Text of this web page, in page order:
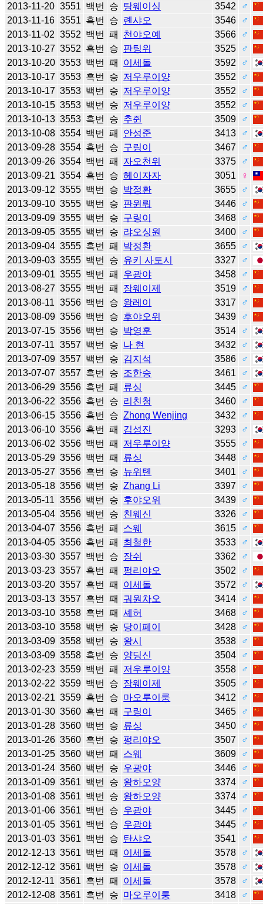
2013-11-20 3551 백번 승 탕웨이싱 3542
♂
2013-11-16 3551 흑번 승 롄샤오 3546
♂
2013-11-02 3552 백번 패 천야오예 3566
♂
2013-10-27 3552 흑번 승 판팅위 3525
♂
2013-10-20 3553 백번 패 이세돌 3592
♂
2013-10-17 3553 흑번 승 저우루이양 3552
♂
2013-10-17 3553 백번 승 저우루이양 3552
♂
2013-10-15 3553 백번 승 저우루이양 3552
♂
2013-10-13 3553 흑번 승 추쥔 3509
♂
2013-10-08 3554 백번 패 안성준 3413
♂
2013-09-28 3554 흑번 승 구링이 3467
♂
2013-09-26 3554 백번 패 자오천위 3375
♂
2013-09-21 3554 흑번 승 헤이자자 3051
♀
2013-09-12 3555 백번 승 박정환 3655
♂
2013-09-10 3555 백번 승 판윈뤄 3446
♂
2013-09-09 3555 백번 승 구링이 3468
♂
2013-09-05 3555 백번 승 랴오싱원 3400
♂
2013-09-04 3555 흑번 패 박정환 3655
♂
2013-09-03 3555 백번 승 유키 사토시 3327
♂
2013-09-01 3555 백번 패 우광야 3458
♂
2013-08-27 3555 백번 패 장웨이제 3519
♂
2013-08-11 3556 백번 승 왕레이 3317
♂
2013-08-09 3556 백번 승 후야오위 3439
♂
2013-07-15 3556 백번 승 박영훈 3514
♂
2013-07-11 3557 백번 승 나 현 3432
♂
2013-07-09 3557 백번 승 김지석 3586
♂
2013-07-07 3557 흑번 승 조한승 3461
♂
2013-06-29 3556 흑번 패 류싱 3445
♂
2013-06-22 3556 흑번 승 리친청 3460
♂
2013-06-15 3556 흑번 승 Zhong Wenjing 3432
♂
2013-06-10 3556 흑번 패 김성진 3293
♂
2013-06-02 3556 백번 패 저우루이양 3555
♂
2013-05-29 3556 백번 패 류싱 3448
♂
2013-05-27 3556 흑번 승 뉴위톈 3401
♂
2013-05-18 3556 백번 승 Zhang Li 3397
♂
2013-05-11 3556 백번 승 후야오위 3439
♂
2013-05-04 3556 백번 승 친웨신 3326
♂
2013-04-07 3556 흑번 패 스웨 3615
♂
2013-04-05 3556 흑번 패 최철한 3533
♂
2013-03-30 3557 백번 승 장쉬 3362
♂
2013-03-23 3557 흑번 패 펑리야오 3502
♂
2013-03-20 3557 흑번 패 이세돌 3572
♂
2013-03-13 3557 흑번 패 궈원차오 3414
♂
2013-03-10 3558 흑번 패 셰허 3468
♂
2013-03-10 3558 백번 승 당이페이 3428
♂
2013-03-09 3558 백번 승 왕시 3538
♂
2013-03-09 3558 흑번 승 양딩신 3504
♂
2013-02-23 3559 백번 패 저우루이양 3558
♂
2013-02-22 3559 백번 승 장웨이제 3505
♂
2013-02-21 3559 흑번 승 마오루이룽 3412
♂
2013-01-30 3560 흑번 패 구링이 3465
♂
2013-01-28 3560 백번 승 류싱 3450
♂
2013-01-26 3560 흑번 승 펑리야오 3507
♂
2013-01-25 3560 백번 패 스웨 3609
♂
2013-01-24 3560 백번 승 우광야 3446
♂
2013-01-09 3561 백번 승 왕하오양 3374
♂
2013-01-08 3561 백번 승 왕하오양 3374
♂
2013-01-06 3561 백번 승 우광야 3445
♂
2013-01-05 3561 백번 승 우광야 3445
♂
2013-01-03 3561 백번 승 탄샤오 3541
♂
2012-12-13 3561 백번 패 이세돌 3578
♂
2012-12-12 3561 백번 승 이세돌 3578
♂
2012-12-11 3561 흑번 패 이세돌 3578
♂
2012-12-08 3561 흑번 승 마오루이룽 3418
♂